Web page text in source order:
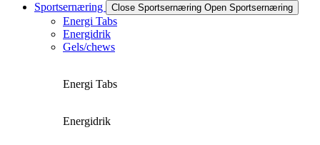
Sportsernæring
Close Sportsernæring Open Sportsernæring
Energi Tabs
Energidrik
Gels/chews
Energi Tabs
Energidrik